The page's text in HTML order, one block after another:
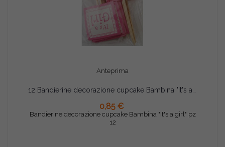
Anteprima
0,85 €
Bandierine decorazione cupcake Bambina "It's a girl" pz
12
AGGIUNGI AL CARRELLO